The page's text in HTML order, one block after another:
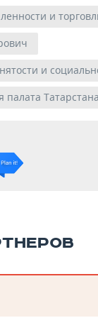
и
и
Татарстана